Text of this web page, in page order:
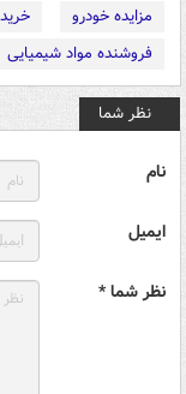
مزایده خودرو
فروشنده مواد شیمیایی
نظر شما
نام
ایمیل
نظر شما *